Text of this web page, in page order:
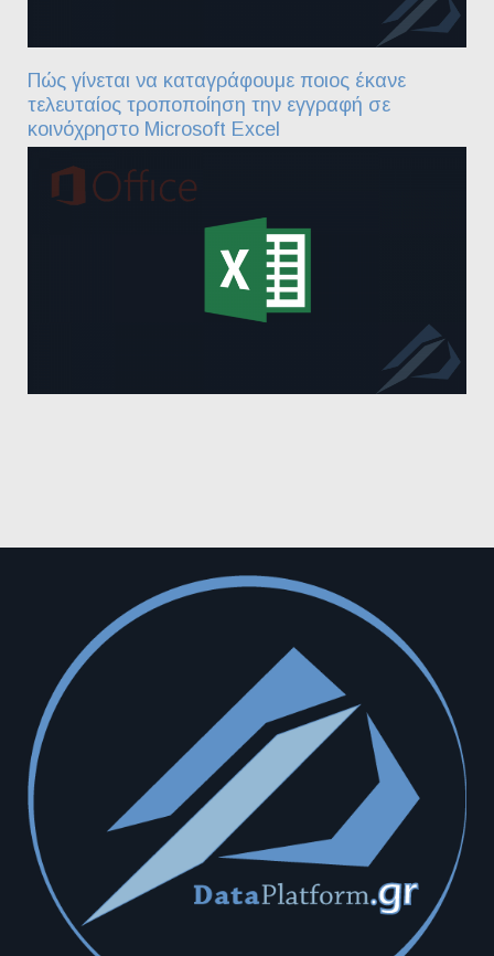
Πώς γίνεται να καταγράφουμε ποιος έκανε
τελευταίος τροποποίηση την εγγραφή σε
κοινόχρηστο Microsoft Excel